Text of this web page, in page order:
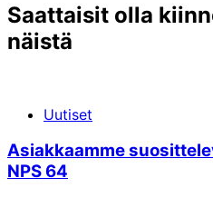
Saattaisit olla
näistä
Uutiset
Asiakkaamme
NPS 64